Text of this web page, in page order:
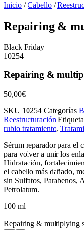
Inicio /Cabello /
Repairing &
Black Friday
10254
Repairing &
50,00€
SKU 10254 Categorías
Reestructuración
rubio tratamiento,
Sérum reparador para el
para volver a unir los
Hidratación,
el cabello más dañado,
sin Sulfatos, Parabenos,
Petrolatum.
100 ml
Repairing & multiplying